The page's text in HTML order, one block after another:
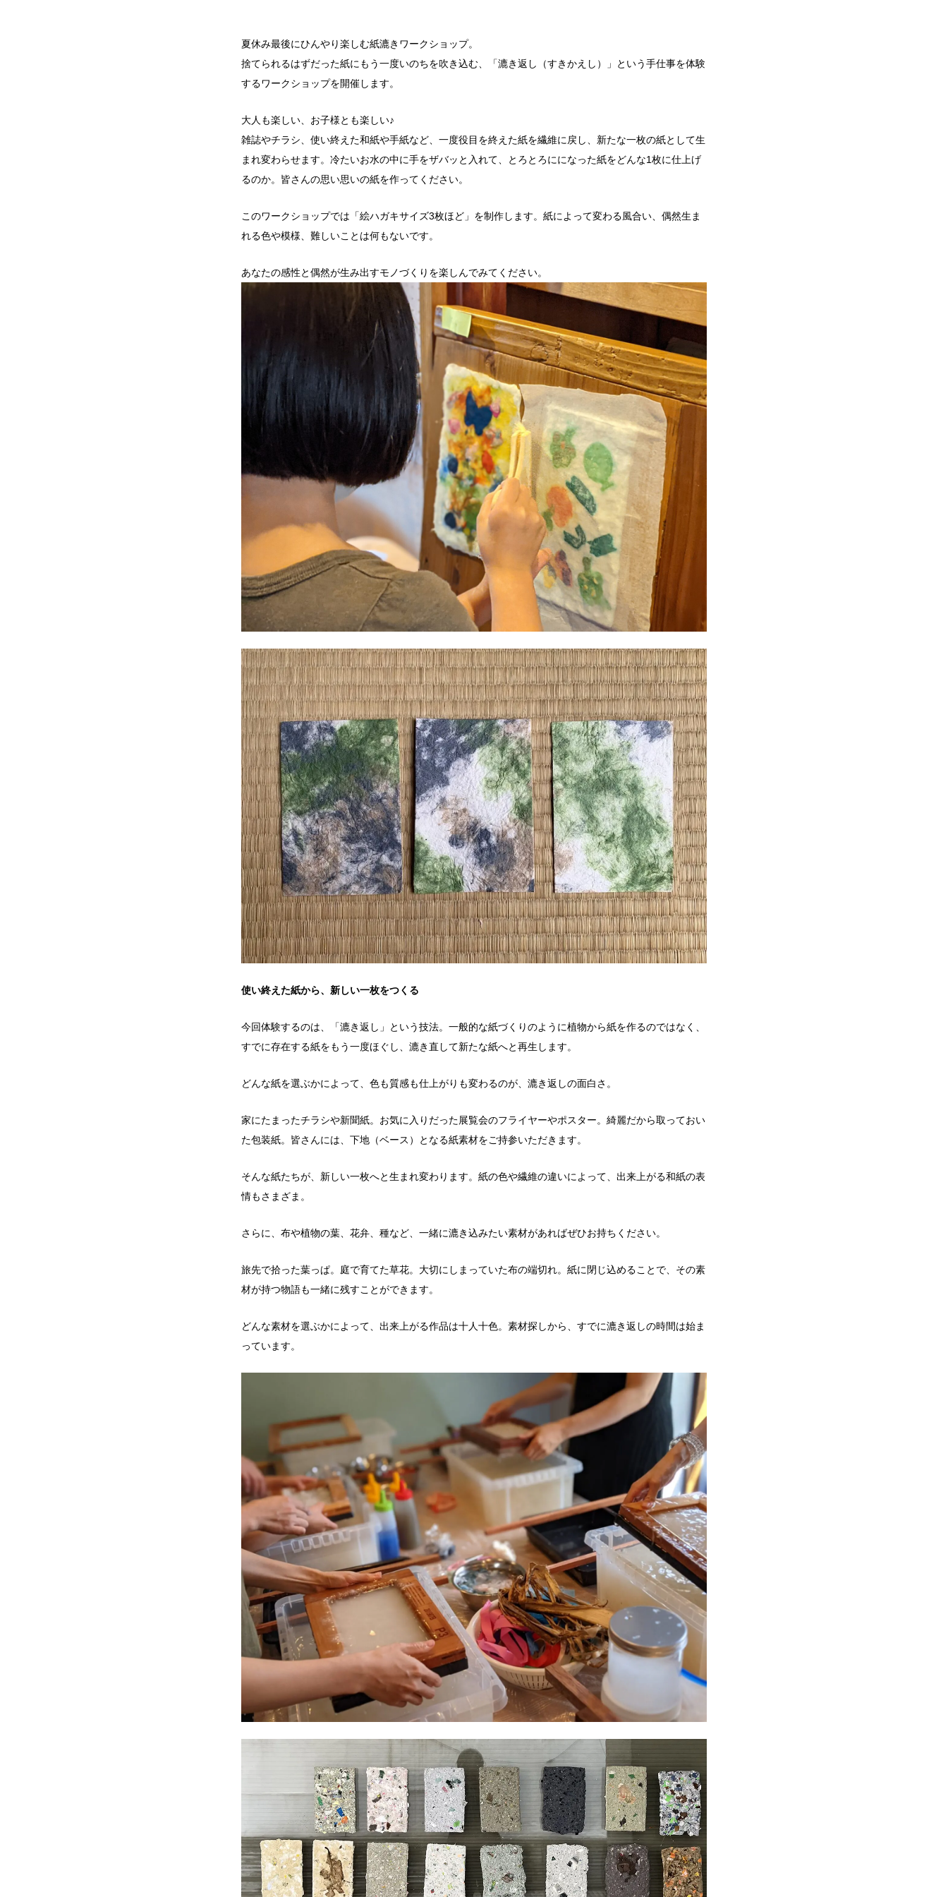
夏休み最後にひんやり楽しむ紙漉きワークショップ。
捨てられるはずだった紙にもう一度いのちを吹き込む、「漉き返し（すきかえし）」という手仕事を体験
するワークショップを開催します。
大人も楽しい、お子様とも楽しい♪
雑誌やチラシ、使い終えた和紙や手紙など、一度役目を終えた紙を繊維に戻し、新たな一枚の紙として生
まれ変わらせます。冷たいお水の中に手をザバッと入れて、とろとろにになった紙をどんな1枚に仕上げ
るのか。皆さんの思い思いの紙を作ってください。
このワークショップでは「絵ハガキサイズ3枚ほど」を制作します。紙によって変わる風合い、偶然生ま
れる色や模様、難しいことは何もないです。
あなたの感性と偶然が生み出すモノづくりを楽しんでみてください。
使い終えた紙から、新しい一枚をつくる
今回体験するのは、「漉き返し」という技法。一般的な紙づくりのように植物から紙を作るのではなく、
すでに存在する紙をもう一度ほぐし、漉き直して新たな紙へと再生します。
どんな紙を選ぶかによって、色も質感も仕上がりも変わるのが、漉き返しの面白さ。
家にたまったチラシや新聞紙。お気に入りだった展覧会のフライヤーやポスター。綺麗だから取っておい
た包装紙。皆さんには、下地（ベース）となる紙素材をご持参いただきます。
そんな紙たちが、新しい一枚へと生まれ変わります。紙の色や繊維の違いによって、出来上がる和紙の表
情もさまざま。
さらに、布や植物の葉、花弁、種など、一緒に漉き込みたい素材があればぜひお持ちください。
旅先で拾った葉っぱ。庭で育てた草花。大切にしまっていた布の端切れ。紙に閉じ込めることで、その素
材が持つ物語も一緒に残すことができます。
どんな素材を選ぶかによって、出来上がる作品は十人十色。素材探しから、すでに漉き返しの時間は始ま
っています。